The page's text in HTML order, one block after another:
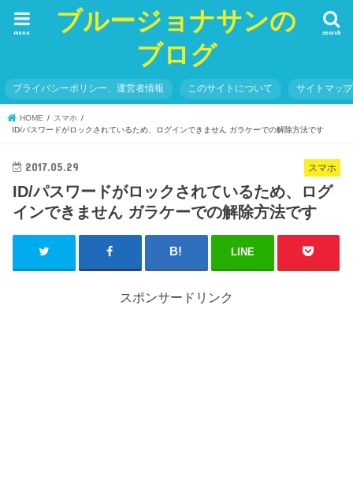
ブルージョナサンの
ブログ
search
menu
プライバシーポリシー、運営者情報 このサイトについて サイトマップ
HOME
スマホ
ID/パスワードがロックされているため、ログインできません ガラケーでの解除方法です
スマホ
2017.05.29
ID/パスワードがロックされているため、ログ
インできません ガラケーでの解除方法です
LINE
スポンサードリンク